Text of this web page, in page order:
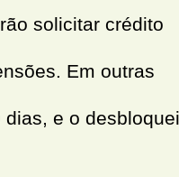
solicitar crédito
Em outras
e o